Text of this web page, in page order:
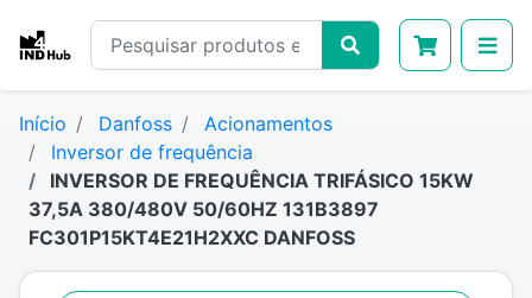
Início Danfoss
Acionamentos
Inversor de frequência
INVERSOR DE FREQUÊNCIA TRIFÁSICO 15KW
37,5A 380/480V 50/60HZ 131B3897
FC301P15KT4E21H2XXC DANFOSS